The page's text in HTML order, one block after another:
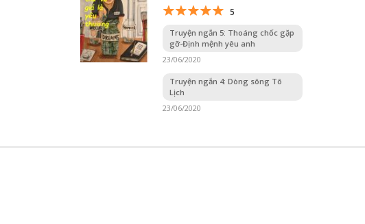
5
Truyện ngắn 5: Thoáng chốc gặp
gỡ-Định mệnh yêu anh
23/06/2020
Truyện ngắn 4: Dòng sông Tô
Lịch
23/06/2020